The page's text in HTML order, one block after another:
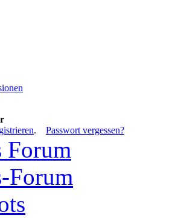
. Passwort vergessen?
Forum
Forum